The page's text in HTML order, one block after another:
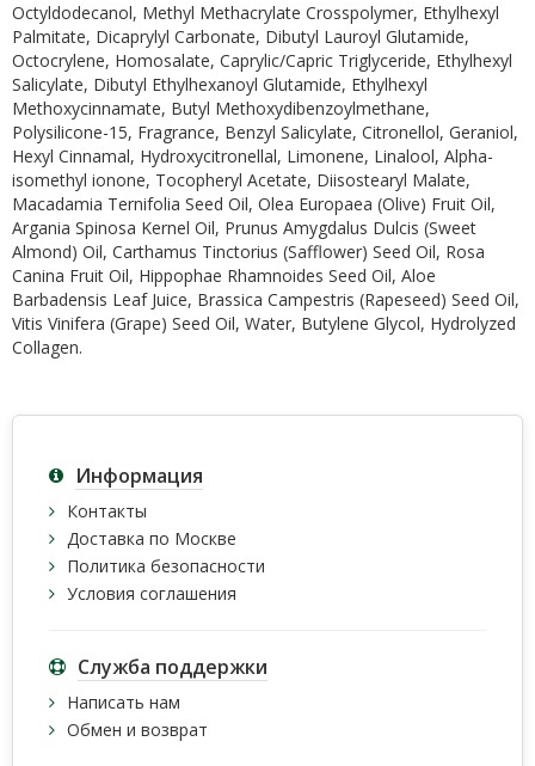
Octyldodecanol, Methyl Methacrylate Crosspolymer, Ethylhexyl
Palmitate, Dicaprylyl Carbonate, Dibutyl Lauroyl Glutamide,
Octocrylene, Homosalate, Caprylic/Capric Triglyceride, Ethylhexyl
Salicylate, Dibutyl Ethylhexanoyl Glutamide, Ethylhexyl
Methoxycinnamate, Butyl Methoxydibenzoylmethane,
Polysilicone-15, Fragrance, Benzyl Salicylate, Citronellol, Geraniol,
Hexyl Cinnamal, Hydroxycitronellal, Limonene, Linalool, Alpha-
isomethyl ionone, Tocopheryl Acetate, Diisostearyl Malate,
Macadamia Ternifolia Seed Oil, Olea Europaea (Olive) Fruit Oil,
Argania Spinosa Kernel Oil, Prunus Amygdalus Dulcis (Sweet
Almond) Oil, Carthamus Tinctorius (Safflower) Seed Oil, Rosa
Canina Fruit Oil, Hippophae Rhamnoides Seed Oil, Aloe
Barbadensis Leaf Juice, Brassica Campestris (Rapeseed) Seed Oil,
Vitis Vinifera (Grape) Seed Oil, Water, Butylene Glycol, Hydrolyzed
Collagen.
Информация
Контакты
Доставка по Москве
Политика безопасности
Условия соглашения
Служба поддержки
Написать нам
Обмен и возврат